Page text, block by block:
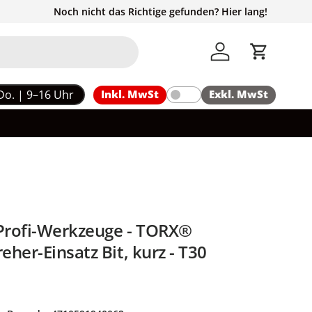
Noch nicht das Richtige gefunden? Hier lang!
Einloggen
| 9–16 Uhr Inkl. MwSt Exkl. MwSt
Werkzeuge - TORX®
Einsatz Bit, kurz - T30